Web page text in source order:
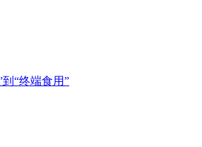
“终端食用”